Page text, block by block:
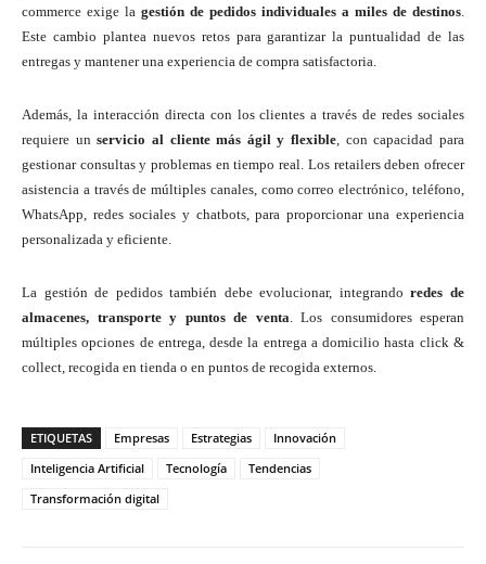
commerce exige la gestión de pedidos individuales a miles de destinos
Este cambio plantea nuevos retos para garantizar la puntualidad de las
entregas y mantener una experiencia de compra satisfactoria.
Además, la interacción directa con los clientes a través de redes sociales
requiere unservicio al cliente más ágil y flexible , con capacidad para
gestionar consultas y problemas en tiempo real. Los retailers deben ofrecer
asistencia a través de múltiples canales, como correo electrónico, teléfono,
WhatsApp, redes sociales y chatbots, para proporcionar una experiencia
personalizada y eficiente.
La gestión de pedidos también debe evolucionar, integrandoredes de
almacenes, transporte y puntos de venta . Los consumidores esperan
múltiples opciones de entrega, desde la entrega a domicilio hasta click &
collect, recogida en tienda o en puntos de recogida externos.
ETIQUETAS Empresas Estrategias
Innovación
Inteligencia Artificial
Tecnología
Tendencias
Transformación digital